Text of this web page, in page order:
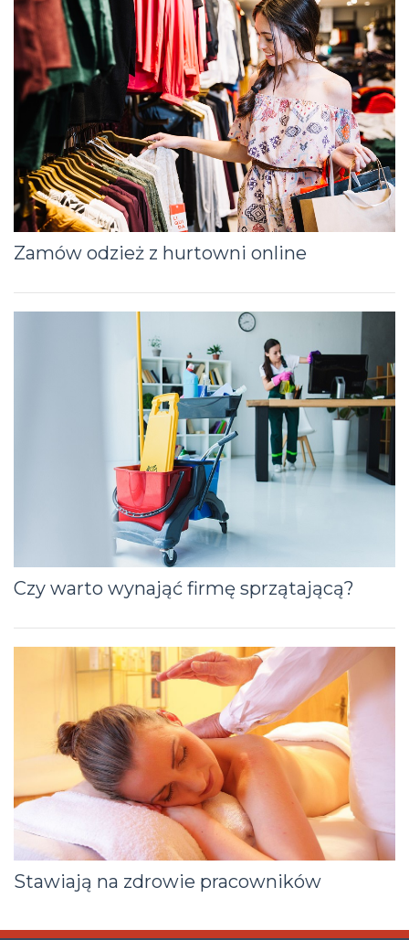
Zamów odzież z hurtowni online
Czy warto wynająć firmę sprzątającą?
Stawiają na zdrowie pracowników